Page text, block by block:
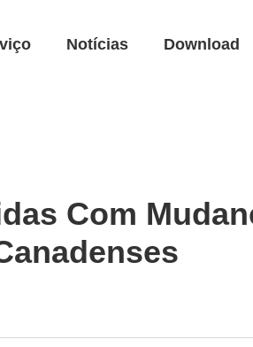
Notícias Download
Com